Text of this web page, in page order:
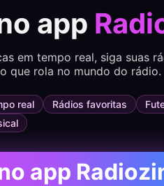
app
em tempo real, siga suas
que rola no mundo do rádio.
real Rádios favoritas
app